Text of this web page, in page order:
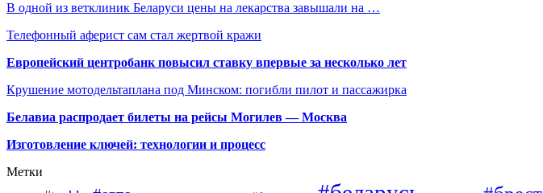
В одной из ветклиник Беларуси цены на лекарства завышали на …
Телефонный аферист сам стал жертвой кражи
Европейский центробанк повысил ставку впервые за несколько лет
Крушение мотодельтаплана под Минском: погибли пилот и пассажирка
Белавиа распродает билеты на рейсы Могилев — Москва
Изготовление ключей: технологии и процесс
Метки